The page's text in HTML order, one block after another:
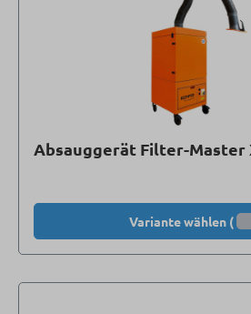
Absauggerät Filter-Master
Variante wählen (